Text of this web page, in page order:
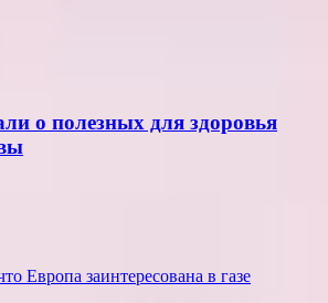
о полезных для здоровья
Европа заинтересована в газе